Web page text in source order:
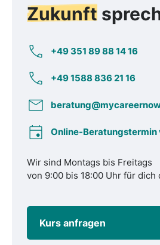
Zukunft
+49 351 89 88 14 16
+49 1588 836 21 16
Online-Beratungstermin
Wir sind Montags bis Freitags
von 9:00 bis 18:00 Uhr für dich
Kurs anfragen